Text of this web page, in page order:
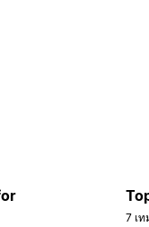
7 เ